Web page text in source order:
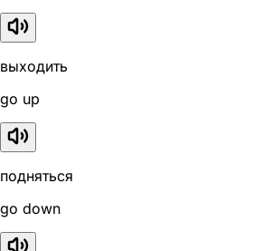
выходить
go up
подняться
go down